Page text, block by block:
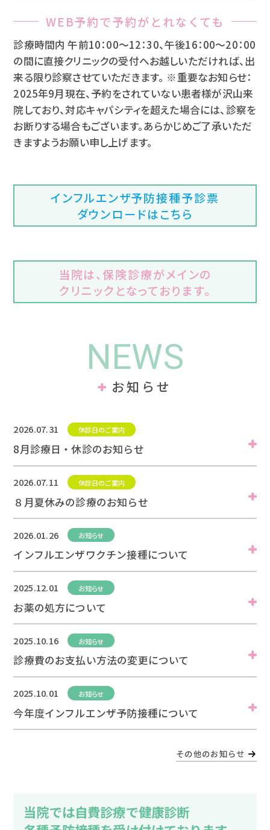
WEB予約で予約がとれなくても
診療時間内 午前10：00～12：30、午後16：00～20：00
の間に直接クリニックの受付へお越しいただければ、出
来る限り診察させていただきます。 ※重要なお知らせ：
2025年9月現在、予約をされていない患者様が沢山来
院しており、対応キャパシティを超えた場合には、診察を
お断りする場合もございます。あらかじめご了承いただ
きますようお願い申し上げます。
インフルエンザ予防接種予診票
ダウンロードはこちら
当院は、保険診療がメインの
クリニックとなっております。
NEWS
お知らせ
2026.07.31 休診日のご案内
8月診療日・休診のお知らせ
2026.07.11 休診日のご案内
８月夏休みの診療のお知らせ
2026.01.26 お知らせ
インフルエンザワクチン接種について
2025.12.01 お知らせ
お薬の処方について
2025.10.16 お知らせ
診療費のお支払い方法の変更について
2025.10.01 お知らせ
今年度インフルエンザ予防接種について
その他のお知らせ
当院では自費診療で健康診断